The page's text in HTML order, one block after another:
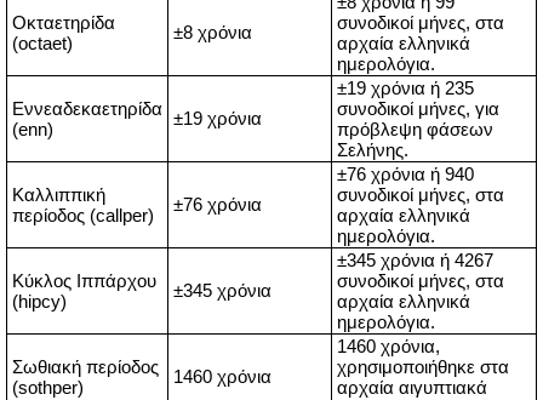
Οκταετηρίδα
(octaet)
±8 χρόνια
συνοδικοί μήνες, στα
αρχαία ελληνικά
ημερολόγια.
Εννεαδεκαετηρίδα
(enn)
±19 χρόνια
±19 χρόνια ή 235
συνοδικοί μήνες, για
πρόβλεψη φάσεων
Σελήνης.
Καλλιππική
περίοδος (callper)
±76 χρόνια
±76 χρόνια ή 940
συνοδικοί μήνες, στα
αρχαία ελληνικά
ημερολόγια.
Κύκλος Ιππάρχου
(hipcy)
±345 χρόνια
±345 χρόνια ή 4267
συνοδικοί μήνες, στα
αρχαία ελληνικά
ημερολόγια.
Σωθιακή περίοδος
(sothper)
1460 χρόνια
1460 χρόνια,
χρησιμοποιήθηκε στα
αρχαία αιγυπτιακά